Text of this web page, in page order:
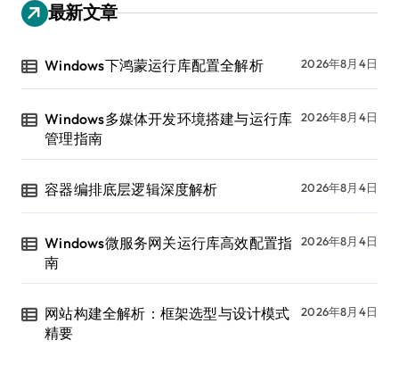
最新文章
Windows下鸿蒙运行库配置全解析 2026年8月4日
Windows多媒体开发环境搭建与运行库
管理指南
2026年8月4日
容器编排底层逻辑深度解析 2026年8月4日
Windows微服务网关运行库高效配置指
南
2026年8月4日
网站构建全解析：框架选型与设计模式
精要
2026年8月4日